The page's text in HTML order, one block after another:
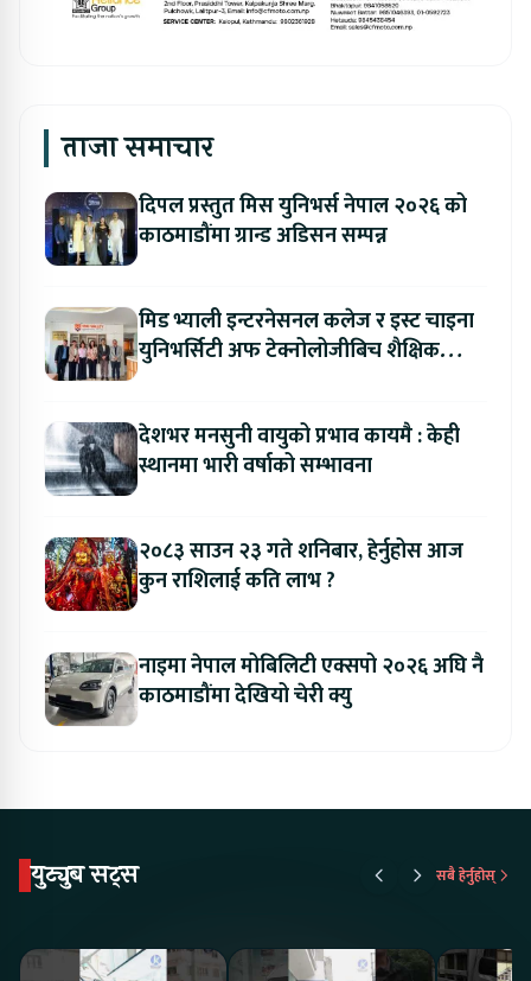
ताजा समाचार
दिपल प्रस्तुत मिस युनिभर्स नेपाल २०२६ को
काठमाडौंमा ग्रान्ड अडिसन सम्पन्न
मिड भ्याली इन्टरनेसनल कलेज र इस्ट चाइना
युनिभर्सिटी अफ टेक्नोलोजीबिच शैक्षिक
देशभर मनसुनी वायुको प्रभाव कायमै : केही
स्थानमा भारी वर्षाको सम्भावना
२०८३ साउन २३ गते शनिबार, हेर्नुहोस आज
कुन राशिलाई कति लाभ ?
नाइमा नेपाल मोबिलिटी एक्सपो २०२६ अघि नै
काठमाडौंमा देखियो चेरी क्यु
युट्युब सट्स सबै हेर्नुहोस्